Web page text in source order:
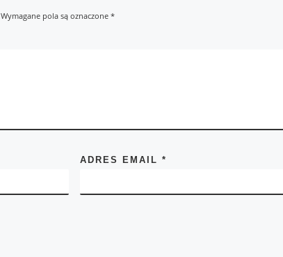
Wymagane pola są oznaczone*
ADRES EMAIL*